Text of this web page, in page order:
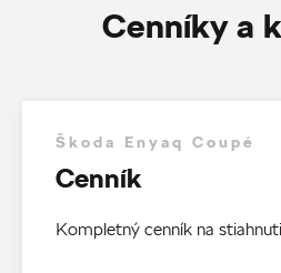
Cenníky a
Škoda Enyaq Coupé
Cenník
Kompletný cenník na